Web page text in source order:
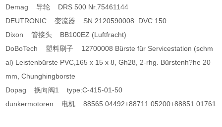
Demag 导轮 DRS 500 Nr.75461144
DEUTRONIC 变流器 SN:2120590008 DVC 150
Dixon 管接头 BB100EZ (Luftfracht)
DoBoTech 塑料刷子 12700008 Bürste für Servicestation (schm
al) Leistenbürste PVC,165 x 15 x 8, Gh28, 2-rhg. Bürstenh?he 20
mm, Chunghingborste
Dopag 换向阀1 type:C-415-01-50
dunkermotoren 电机 88565 04492+88711 05200+88851 01761